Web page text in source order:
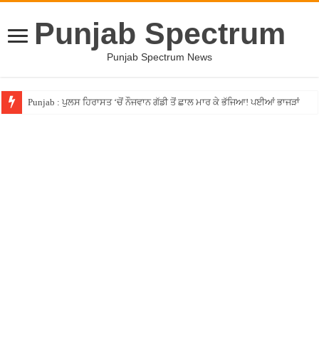
Punjab Spectrum
Punjab Spectrum News
Punjab : ਪੁਲਸ ਹਿਰਾਸਤ ‘ਚੋਂ ਨੌਜਵਾਨ ਗੱਡੀ ਤੋਂ ਛਾਲ ਮਾਰ ਕੇ ਭੱਜਿਆ! ਪਈਆਂ ਭਾਜੜਾਂ